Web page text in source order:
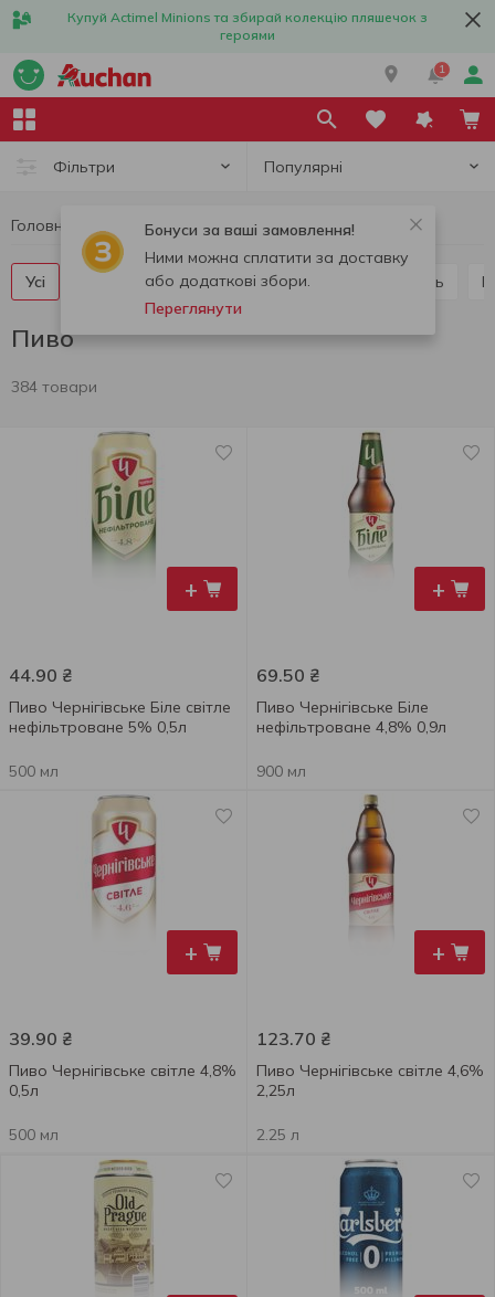
Купуй Actimel Minions та збирай колекцію пляшечок з
героями
1
Фільтри Популярні
Бонуси за ваші замовлення!
Ними можна сплатити за доставку
або додаткові збори.
Переглянути
Головна Алкоголь Пиво
Усі Світле пиво Темне пиво Ель
Пиво
384 товари
+
44.90 ₴
Пиво Чернігівське Біле світле
нефільтроване 5% 0,5л
500 мл
+
69.50 ₴
Пиво Чернігівське Біле
нефільтроване 4,8% 0,9л
900 мл
+
39.90 ₴
Пиво Чернігівське світле 4,8%
0,5л
500 мл
+
123.70 ₴
Пиво Чернігівське світле 4,6%
2,25л
2.25 л